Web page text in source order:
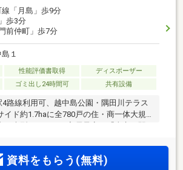
「月島」歩9分
歩3分
前仲町」歩7分
１
性能評価書取得
ディスポーザー
ゴミ出し24時間可 共有設備
路線利用可、越中島公園・隅田川テラス
イド約1.7haに全780戸の住・商一体大規
に大型スーパーが入居予定。「東京」駅
資料をもらう(無料)